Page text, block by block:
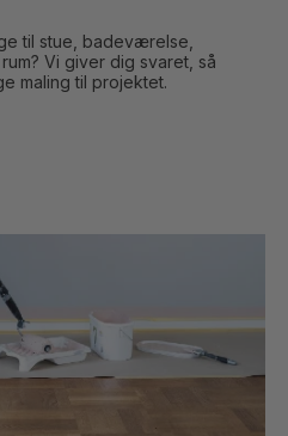
til stue, badeværelse,
Vi giver dig svaret, så
maling til projektet.